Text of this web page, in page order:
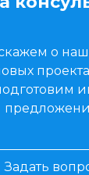
о
Задать